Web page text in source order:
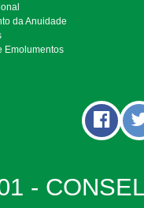
da Anuidade
Emolumentos
-